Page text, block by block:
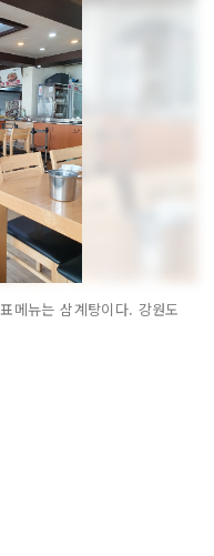
메뉴는 삼계탕이다. 강원도